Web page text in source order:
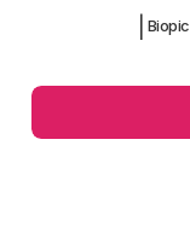
Biopic